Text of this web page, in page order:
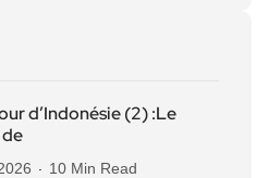
d’Indonésie (2) :Le
10 Min Read